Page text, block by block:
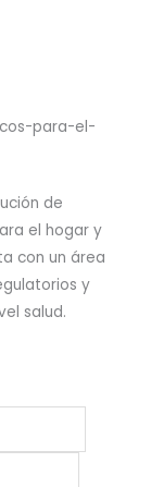
de
el hogar y
con un área
y
salud.